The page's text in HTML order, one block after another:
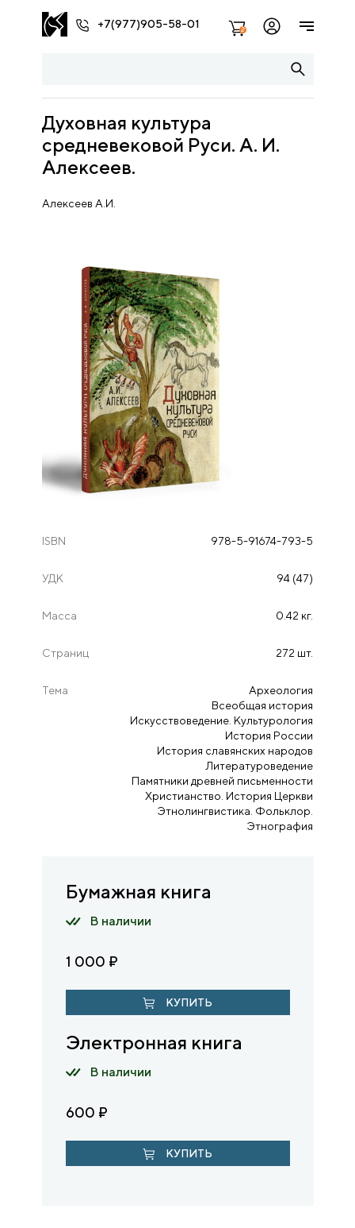
+7(977)905-58-01 2
Духовная культура
средневековой Руси. А. И.
Алексеев.
Алексеев А.И.
ISBN 978-5-91674-793-5
УДК 94 (47)
Масса 0.42 кг.
Страниц 272 шт.
Тема
Археология
Всеобщая история
Искусствоведение. Культурология
История России
История славянских народов
Литературоведение
Памятники древней письменности
Христианство. История Церкви
Этнолингвистика. Фольклор.
Этнография
Бумажная книга
В наличии
1 000 ₽
КУПИТЬ
Электронная книга
В наличии
600 ₽
КУПИТЬ